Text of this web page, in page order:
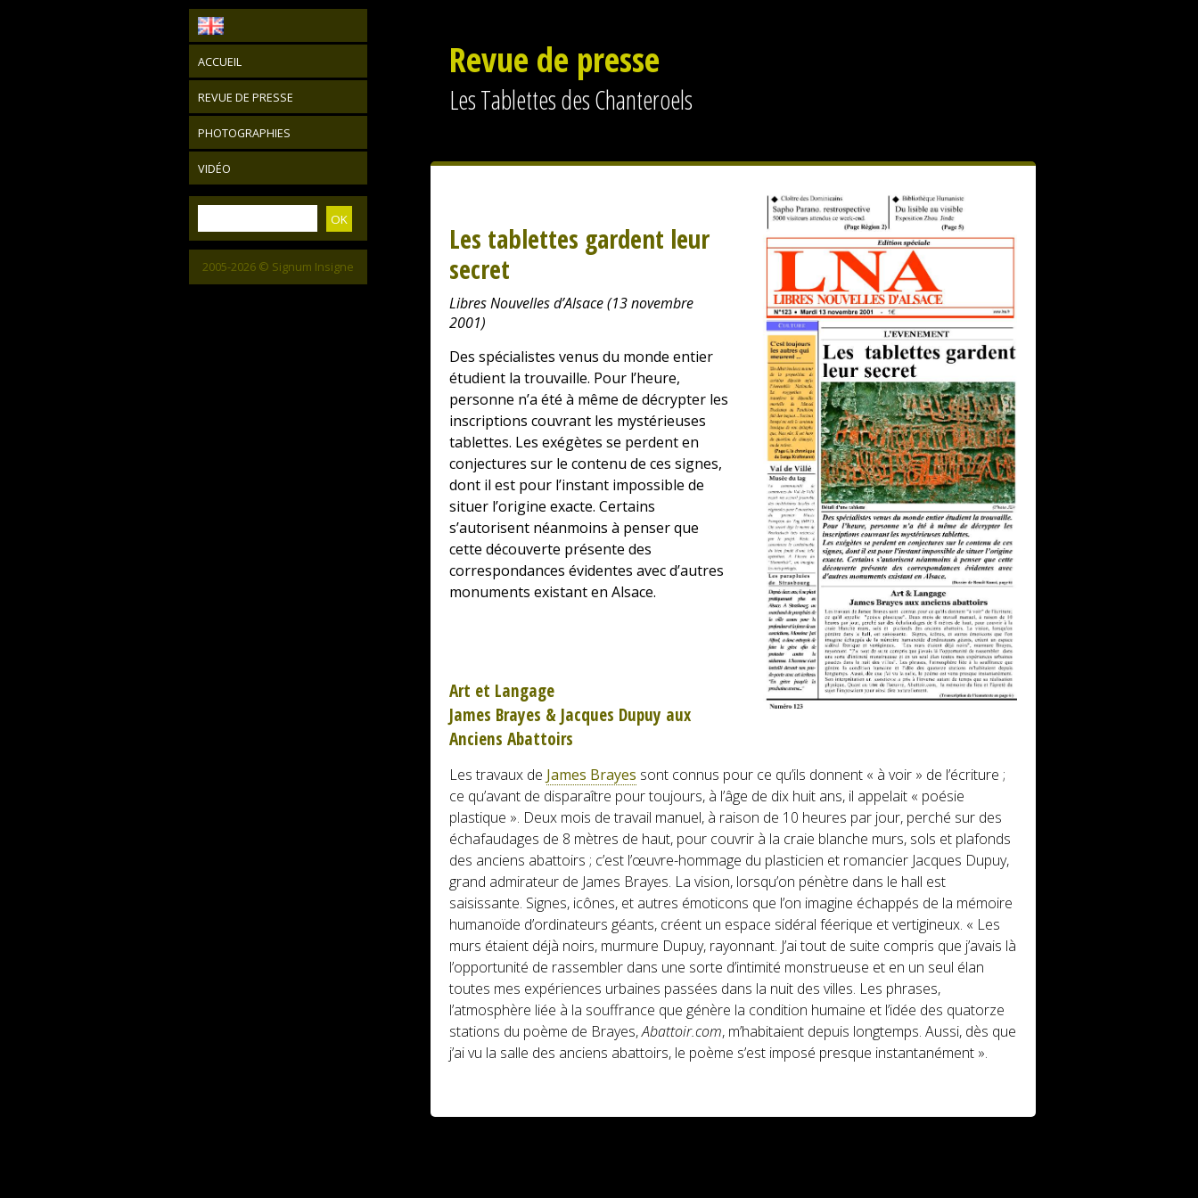
ACCUEIL
REVUE DE PRESSE
PHOTOGRAPHIES
VIDÉO
2005-2026 © Signum Insigne
Revue de presse
Les Tablettes des Chanteroels
Les tablettes gardent leur
secret
Libres Nouvelles d’Alsace (13 novembre
2001)
Des spécialistes venus du monde entier
étudient la trouvaille. Pour l’heure,
personne n’a été à même de décrypter les
inscriptions couvrant les mystérieuses
tablettes. Les exégètes se perdent en
conjectures sur le contenu de ces signes,
dont il est pour l’instant impossible de
situer l’origine exacte. Certains
s’autorisent néanmoins à penser que
cette découverte présente des
correspondances évidentes avec d’autres
monuments existant en Alsace.
Art et Langage
James Brayes & Jacques Dupuy aux
Anciens Abattoirs
Les travaux de James Brayes sont connus pour ce qu’ils donnent « à voir » de l’écriture ;
ce qu’avant de disparaître pour toujours, à l’âge de dix huit ans, il appelait « poésie
plastique ». Deux mois de travail manuel, à raison de 10 heures par jour, perché sur des
échafaudages de 8 mètres de haut, pour couvrir à la craie blanche murs, sols et plafonds
des anciens abattoirs ; c’est l’œuvre-hommage du plasticien et romancier Jacques Dupuy,
grand admirateur de James Brayes. La vision, lorsqu’on pénètre dans le hall est
saisissante. Signes, icônes, et autres émoticons que l’on imagine échappés de la mémoire
humanoïde d’ordinateurs géants, créent un espace sidéral féerique et vertigineux. « Les
murs étaient déjà noirs, murmure Dupuy, rayonnant. J’ai tout de suite compris que j’avais là
l’opportunité de rassembler dans une sorte d’intimité monstrueuse et en un seul élan
toutes mes expériences urbaines passées dans la nuit des villes. Les phrases,
l’atmosphère liée à la souffrance que génère la condition humaine et l’idée des quatorze
stations du poème de Brayes,Abattoir.com, m’habitaient depuis longtemps. Aussi, dès que
j’ai vu la salle des anciens abattoirs, le poème s’est imposé presque instantanément ».